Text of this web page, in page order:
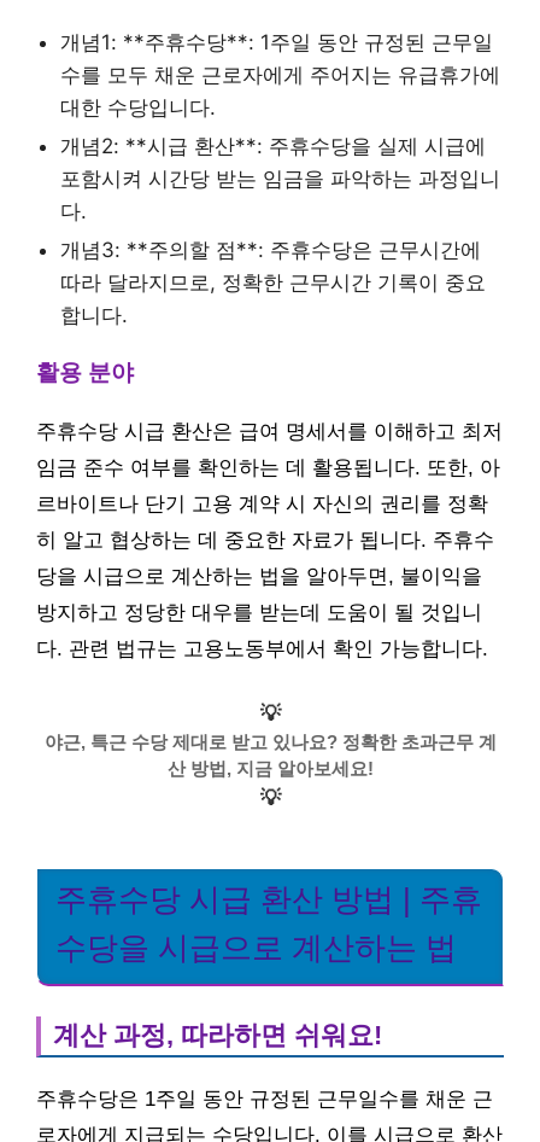
개념1: **주휴수당**: 1주일 동안 규정된 근무일
수를 모두 채운 근로자에게 주어지는 유급휴가에
대한 수당입니다.
개념2: **시급 환산**: 주휴수당을 실제 시급에
포함시켜 시간당 받는 임금을 파악하는 과정입니
다.
개념3: **주의할 점**: 주휴수당은 근무시간에
따라 달라지므로, 정확한 근무시간 기록이 중요
합니다.
활용 분야
주휴수당 시급 환산은 급여 명세서를 이해하고 최저
임금 준수 여부를 확인하는 데 활용됩니다. 또한, 아
르바이트나 단기 고용 계약 시 자신의 권리를 정확
히 알고 협상하는 데 중요한 자료가 됩니다. 주휴수
당을 시급으로 계산하는 법을 알아두면, 불이익을
방지하고 정당한 대우를 받는데 도움이 될 것입니
다. 관련 법규는 고용노동부에서 확인 가능합니다.
💡
야근, 특근 수당 제대로 받고 있나요? 정확한 초과근무 계
산 방법, 지금 알아보세요!
💡
주휴수당 시급 환산 방법 | 주휴
수당을 시급으로 계산하는 법
계산 과정, 따라하면 쉬워요!
주휴수당은 1주일 동안 규정된 근무일수를 채운 근
로자에게 지급되는 수당입니다. 이를 시급으로 환산